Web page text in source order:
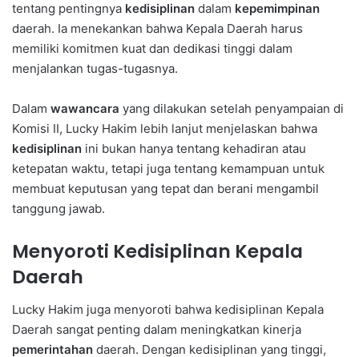
tentang pentingnya kedisiplinan dalam kepemimpinan
daerah. Ia menekankan bahwa Kepala Daerah harus
memiliki komitmen kuat dan dedikasi tinggi dalam
menjalankan tugas-tugasnya.
Dalam wawancara yang dilakukan setelah penyampaian di
Komisi II, Lucky Hakim lebih lanjut menjelaskan bahwa
kedisiplinan ini bukan hanya tentang kehadiran atau
ketepatan waktu, tetapi juga tentang kemampuan untuk
membuat keputusan yang tepat dan berani mengambil
tanggung jawab.
Menyoroti Kedisiplinan Kepala
Daerah
Lucky Hakim juga menyoroti bahwa kedisiplinan Kepala
Daerah sangat penting dalam meningkatkan kinerja
pemerintahan daerah. Dengan kedisiplinan yang tinggi,